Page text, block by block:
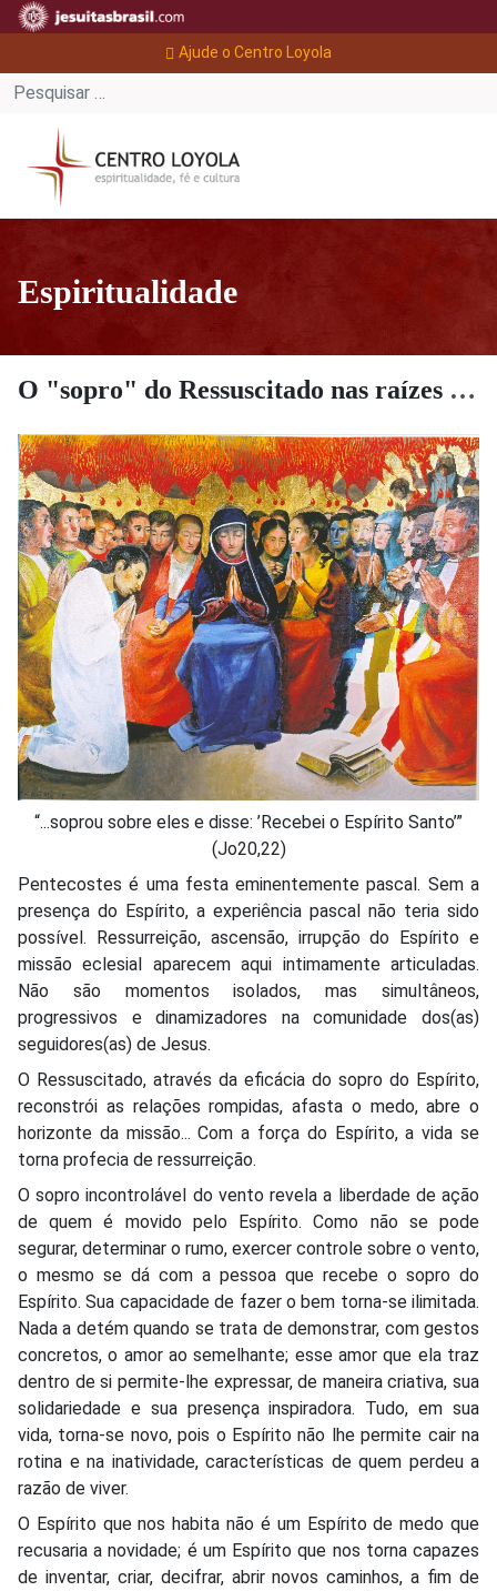
Ajude o Centro Loyola
Espiritualidade
O "sopro" do Ressuscitado nas raízes de nossa existência
“...soprou sobre eles e disse: ’Recebei o Espírito Santo’”
(Jo20,22)
Pentecostes é uma festa eminentemente pascal. Sem a
presença do Espírito, a experiência pascal não teria sido
possível. Ressurreição, ascensão, irrupção do Espírito e
missão eclesial aparecem aqui intimamente articuladas.
Não são momentos isolados, mas simultâneos,
progressivos e dinamizadores na comunidade dos(as)
seguidores(as) de Jesus.
O Ressuscitado, através da eficácia do sopro do Espírito,
reconstrói as relações rompidas, afasta o medo, abre o
horizonte da missão... Com a força do Espírito, a vida se
torna profecia de ressurreição.
O sopro incontrolável do vento revela a liberdade de ação
de quem é movido pelo Espírito. Como não se pode
segurar, determinar o rumo, exercer controle sobre o vento,
o mesmo se dá com a pessoa que recebe o sopro do
Espírito. Sua capacidade de fazer o bem torna-se ilimitada.
Nada a detém quando se trata de demonstrar, com gestos
concretos, o amor ao semelhante; esse amor que ela traz
dentro de si permite-lhe expressar, de maneira criativa, sua
solidariedade e sua presença inspiradora. Tudo, em sua
vida, torna-se novo, pois o Espírito não lhe permite cair na
rotina e na inatividade, características de quem perdeu a
razão de viver.
O Espírito que nos habita não é um Espírito de medo que
recusaria a novidade; é um Espírito que nos torna capazes
de inventar, criar, decifrar, abrir novos caminhos, a fim de